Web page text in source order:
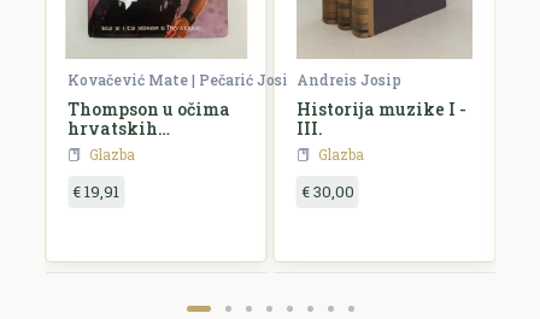
Kovačević Mate | Pečarić Josip
Thompson u očima
hrvatskih
intelektualaca
Glazba
€ 19,91
Andreis Josip
Historija muzike I -
III.
Glazba
€ 30,00